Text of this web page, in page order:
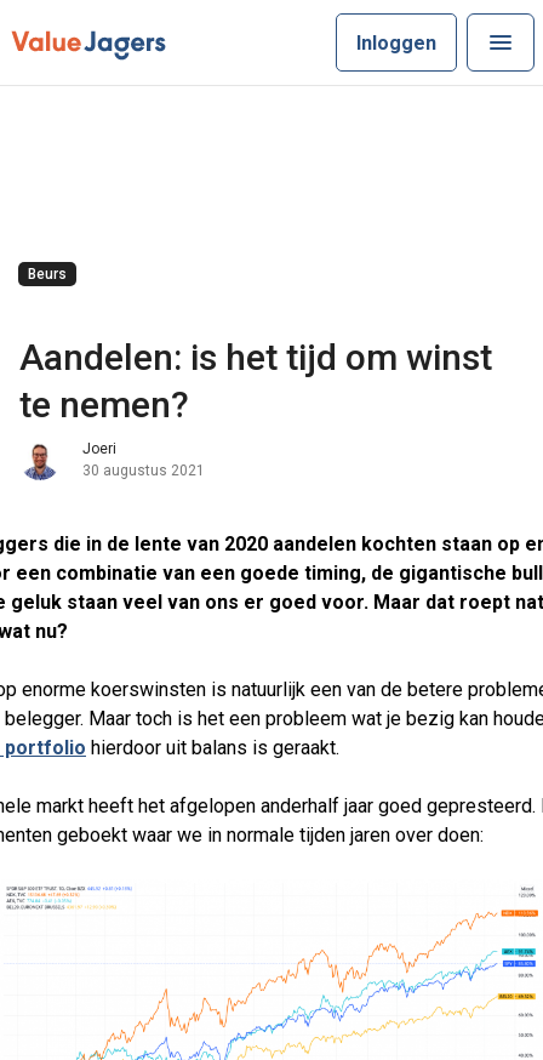
Inloggen
Beurs
Aandelen: is het tijd om winst
te nemen?
Joeri
30 augustus 2021
die in de lente van 2020 aandelen kochten staan op
een combinatie van een goede timing, de gigantische
geluk staan veel van ons er goed voor. Maar dat roept
nu?
enorme koerswinsten is natuurlijk een van de betere
Maar toch is het een probleem wat je bezig kan
portfolio hierdoor uit balans is geraakt.
markt heeft het afgelopen anderhalf jaar goed gepresteerd.
geboekt waar we in normale tijden jaren over doen: